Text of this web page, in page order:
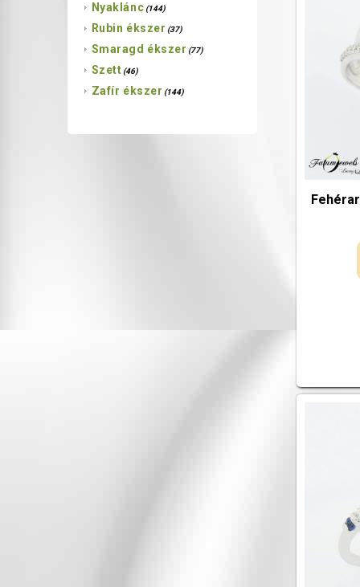
Nyaklánc (144)
Rubin ékszer (37)
Smaragd ékszer (77)
Szett (46)
Zafír ékszer (144)